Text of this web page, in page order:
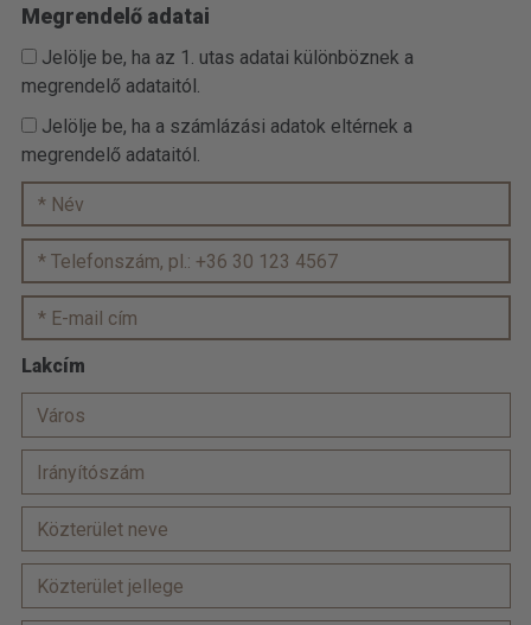
Megrendelő adatai
Jelölje be, ha az 1. utas adatai különböznek a
megrendelő adataitól.
Jelölje be, ha a számlázási adatok eltérnek a
megrendelő adataitól.
Lakcím